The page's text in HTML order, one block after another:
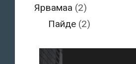
Ярвамаа (2)
Пайде (2)